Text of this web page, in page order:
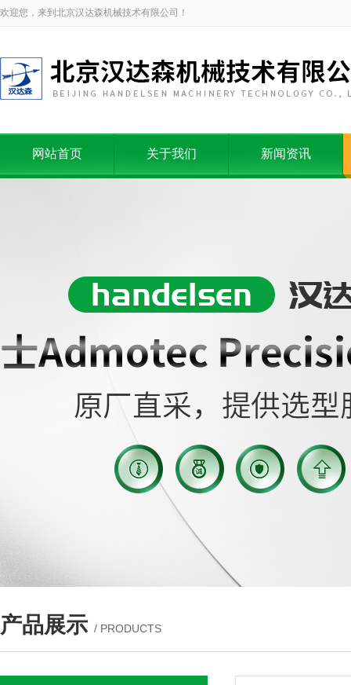
欢迎您，来到北京汉达森机械技术有限公司！
网站首页 关于我们 新闻资讯
产品展示 / PRODUCTS